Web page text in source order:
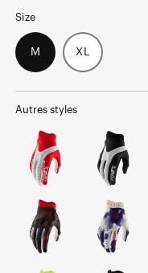
Size
M XL
Autres styles